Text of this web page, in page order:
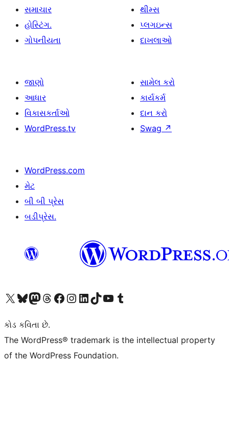
સમાચાર
હોસ્ટિંગ.
ગોપનીયતા
થીમ્સ
પ્લગઇન્સ
દાખલાઓ
જાણો
આધાર
વિકાસકર્તાઓ
WordPress.tv
સામેલ કરો
કાર્યકર્મ
દાન કરો
Swag ↗
WordPress.com
મેટ
બી બી પ્રેસ
બડીપ્રેસ.
અમારા X (અગાઉ ટ્વિટર) એકાઉન્ટની મુલાકાત લોઅમારા Bluesky એકાઉન્ટની મુલાકાત લોઅમારા માસ્ટોડોન એકાઉન્ટની મુલાકાત લોઅમારા Threads એકાઉન્ટની મુલાકાત લો અમારા ફેસબુક પેજની મુલાકાત લોઅમારા ઇન્સ્ટાગ્રામ એકાઉન્ટની મુલાકાત લો અમારા LinkedIn એકાઉન્ટની મુલાકાત લોઅમારા TikTok એકાઉન્ટની મુલાકાત લોઅમારી YouTube ચેનલની મુલાકાત લો અમારા Tumblr એકાઉન્ટની મુલાકાત લો
કોડ કવિતા છે.
The WordPress® trademark is the intellectual property
of the WordPress Foundation.